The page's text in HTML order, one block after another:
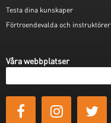
Testa dina kunskaper
Förtroendevalda och instruktörer
Våra webbplatser